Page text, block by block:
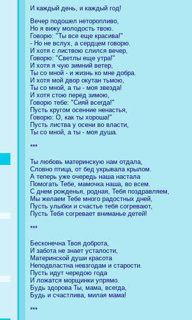
И каждый день, и каждый год!
Вечер подошел неторопливо,
Но я вижу молодость твою.
Говорю: "Ты все еще красива!"
- Но не вслух, а сердцем говорю.
И хотя с листвою слился вечер,
Говорю: "Светлы еще утра!"
И хотя я чую зимний ветер,
Ты со мной - и жизнь ко мне добра.
И хотя мой двор окутан тьмою,
Ты со мной, а ты - моя звезда!
И хотя стою перед зимою,
Говорю тебе: "Сияй всегда!"
Пусть кругом осенние ненастья,
Говорю: О, как ты хороша!"
Пусть листва у осени во власти,
Ты со мной, а ты - моя душа.
***
Ты любовь материнскую нам отдала,
Словно птица, от бед укрывала крылом.
А теперь уже очередь наша настала
Помогать Тебе, мамочка наша, во всем.
С днем рожденья, родная, Тебя поздравляем,
Мы желаем Тебе много радостных дней,
Пусть улыбки и счастье тебя согревают,
Пусть Тебя согревает вниманье детей!
***
Бесконечна Твоя доброта,
И забота не знает усталости,
Материнской души красота
Неподвластна невзгодам и старости.
Пусть идут чередою года
И ложатся морщинки упрямо.
Будь здорова Ты, мама, всегда,
Будь и счастлива, милая мама!
***